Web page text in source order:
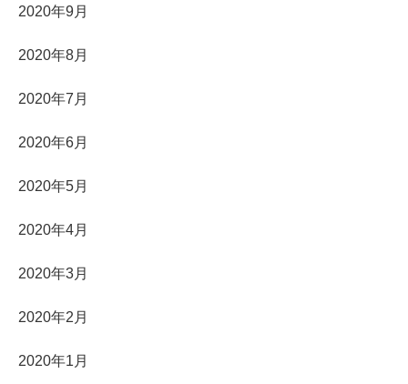
2020年9月
2020年8月
2020年7月
2020年6月
2020年5月
2020年4月
2020年3月
2020年2月
2020年1月